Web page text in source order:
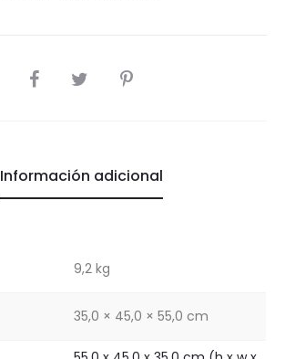
COMPARTIR
Información adicional
9,2 kg
35,0 × 45,0 × 55,0 cm